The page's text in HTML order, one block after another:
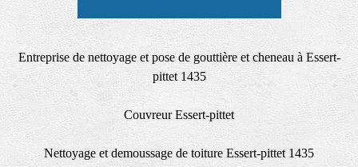
Entreprise de nettoyage et pose de gouttière et cheneau à Essert-
pittet 1435
Couvreur Essert-pittet
Nettoyage et demoussage de toiture Essert-pittet 1435